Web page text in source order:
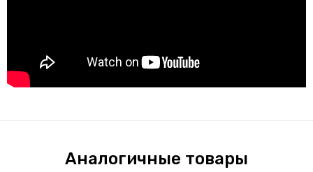
Аналогичные товары